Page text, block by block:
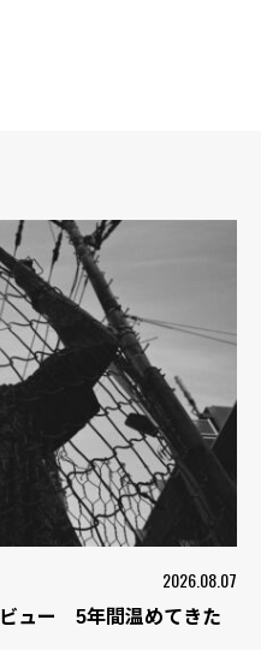
2026.08.07
ュー 5年間温めてきた